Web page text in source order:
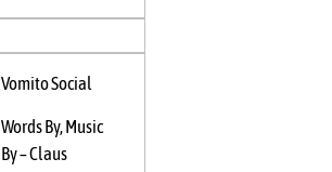
Vomito Social
Words By, Music
By –Claus